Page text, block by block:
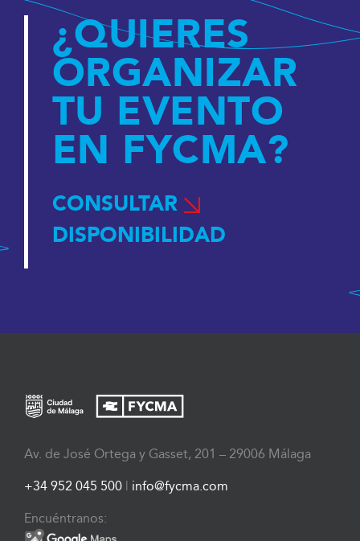
¿QUIERES
ORGANIZAR
TU EVENTO
EN FYCMA?
CONSULTAR
DISPONIBILIDAD
Av. de José Ortega y Gasset, 201 – 29006 Málaga
+34 952 045 500 | info@fycma.com
Encuéntranos: